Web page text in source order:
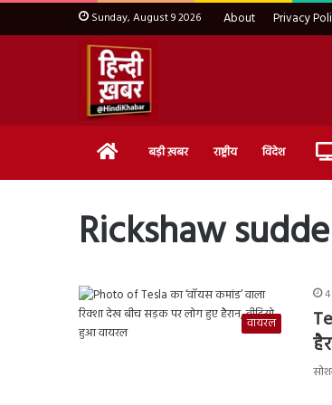
Sunday, August 9 2026 About Privacy
Home बड़ी ख़बर राष्ट्रीय विदेश
Rickshaw
वायरल